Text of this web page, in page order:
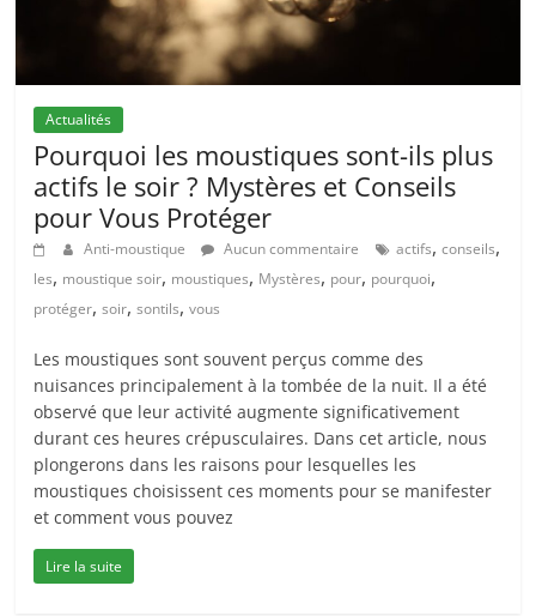
Actualités
Pourquoi les moustiques sont-ils plus
actifs le soir ? Mystères et Conseils
pour Vous Protéger
Anti-moustique Aucun commentaire actifs,conseils,
les, moustique soir, moustiques, Mystères, pour, pourquoi,
protéger,soir,sontils,vous
Les moustiques sont souvent perçus comme des
nuisances principalement à la tombée de la nuit. Il a été
observé que leur activité augmente significativement
durant ces heures crépusculaires. Dans cet article, nous
plongerons dans les raisons pour lesquelles les
moustiques choisissent ces moments pour se manifester
et comment vous pouvez
Lire la suite